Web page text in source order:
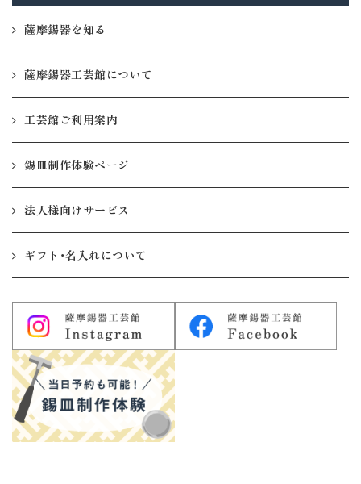
薩摩錫器を知る
薩摩錫器工芸館について
工芸館ご利用案内
錫皿制作体験ページ
法人様向けサービス
ギフト・名入れについて